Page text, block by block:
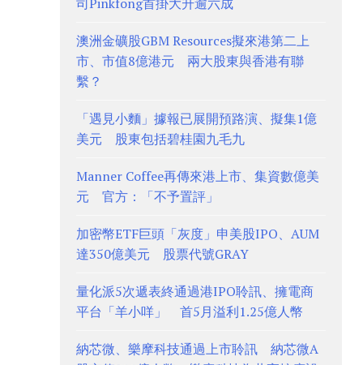
澳洲金礦股GBM Resources擬來港第二上
市、市值8億港元 兩大股東與香港有聯
繫？
「遇見小麵」據報已展開預路演、擬集1億
美元 股東包括碧桂園九毛九
Manner Coffee再傳來港上市、集資數億美
元 官方：「不予置評」
加密幣ETF巨頭「灰度」申美股IPO、AUM
達350億美元 股票代號GRAY
量化派5次遞表終通過港IPO聆訊、擁電商
平台「羊小咩」 首5月溢利1.25億人幣
納芯微、樂摩科技通過上市聆訊 納芯微A